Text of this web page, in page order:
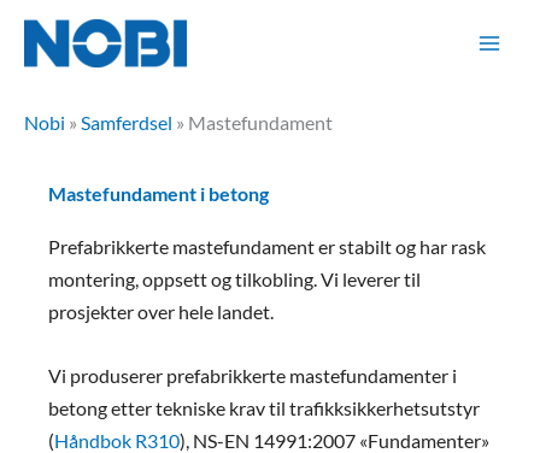
Hopp
innholdet
Nobi » Samferdsel » Mastefundament
Mastefundament i betong
Prefabrikkerte mastefundament er stabilt og har rask
montering, oppsett og tilkobling. Vi leverer til
prosjekter over hele landet.
Vi produserer prefabrikkerte mastefundamenter i
betong etter tekniske krav til trafikksikkerhetsutstyr
(Håndbok R310), NS-EN 14991:2007 «Fundamenter»